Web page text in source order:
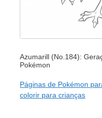
Azumarill (No.184):
Pokémon
Páginas de Pokémon
colorir para crianças